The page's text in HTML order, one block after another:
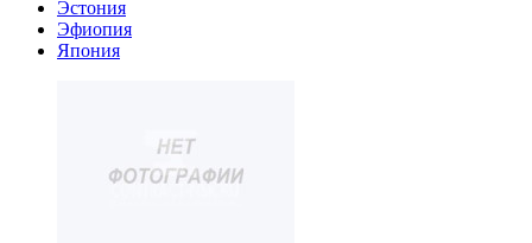
Эстония
Эфиопия
Япония